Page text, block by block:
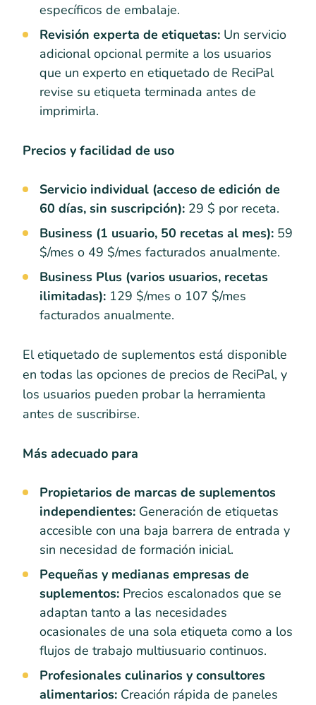
específicos de embalaje.
Revisión experta de etiquetas: Un servicio
adicional opcional permite a los usuarios
que un experto en etiquetado de ReciPal
revise su etiqueta terminada antes de
imprimirla.
Precios y facilidad de uso
Servicio individual (acceso de edición de
60 días, sin suscripción): 29 $ por receta.
Business (1 usuario, 50 recetas al mes): 59
$/mes o 49 $/mes facturados anualmente.
Business Plus (varios usuarios, recetas
ilimitadas): 129 $/mes o 107 $/mes
facturados anualmente.
El etiquetado de suplementos está disponible
en todas las opciones de precios de ReciPal, y
los usuarios pueden probar la herramienta
antes de suscribirse.
Más adecuado para
Propietarios de marcas de suplementos
independientes: Generación de etiquetas
accesible con una baja barrera de entrada y
sin necesidad de formación inicial.
Pequeñas y medianas empresas de
suplementos: Precios escalonados que se
adaptan tanto a las necesidades
ocasionales de una sola etiqueta como a los
flujos de trabajo multiusuario continuos.
Profesionales culinarios y consultores
alimentarios: Creación rápida de paneles